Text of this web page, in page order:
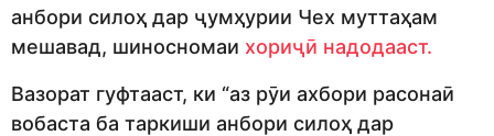
анбори силоҳ дар ҷумҳурии Чех муттаҳам
мешавад, шиносномаи хориҷӣ надодааст.
Вазорат гуфтааст, ки “аз рӯи ахбори расонаӣ
вобаста ба таркиши анбори силоҳ дар